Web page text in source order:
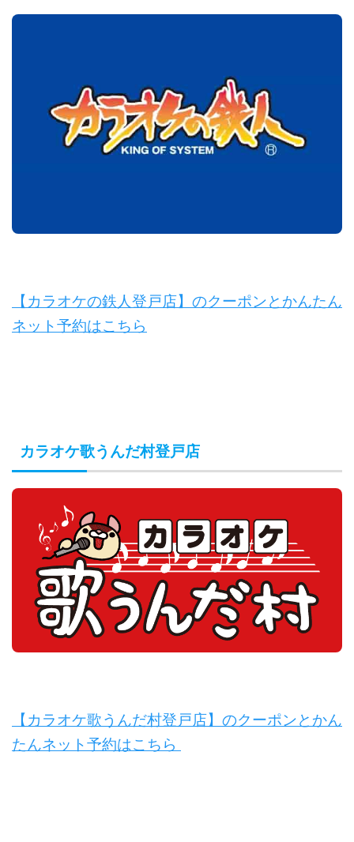
【カラオケの鉄人登戸店】のクーポンとかんたん
ネット予約はこちら
カラオケ歌うんだ村登戸店
【カラオケ歌うんだ村登戸店】のクーポンとかん
たんネット予約はこちら